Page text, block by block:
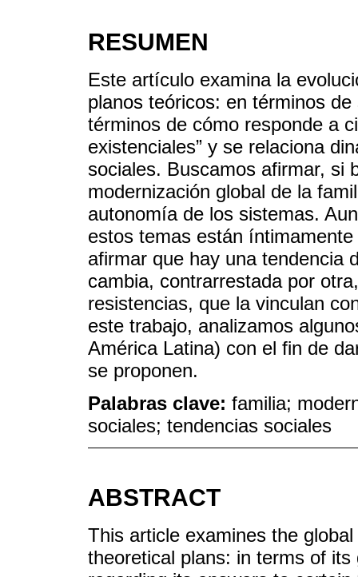
RESUMEN
Este artículo examina la
planos teóricos: en términos
términos de cómo responde a
existenciales” y se relaciona
sociales. Buscamos afirmar, si
modernización global de la
autonomía de los sistemas.
estos temas están
afirmar que hay una tendencia
cambia, contrarrestada por
resistencias, que la vinculan
este trabajo, analizamos
América Latina) con el fin de
se proponen.
Palabras clave: familia;
sociales; tendencias sociales
ABSTRACT
This article examines the
theoretical plans: in terms of